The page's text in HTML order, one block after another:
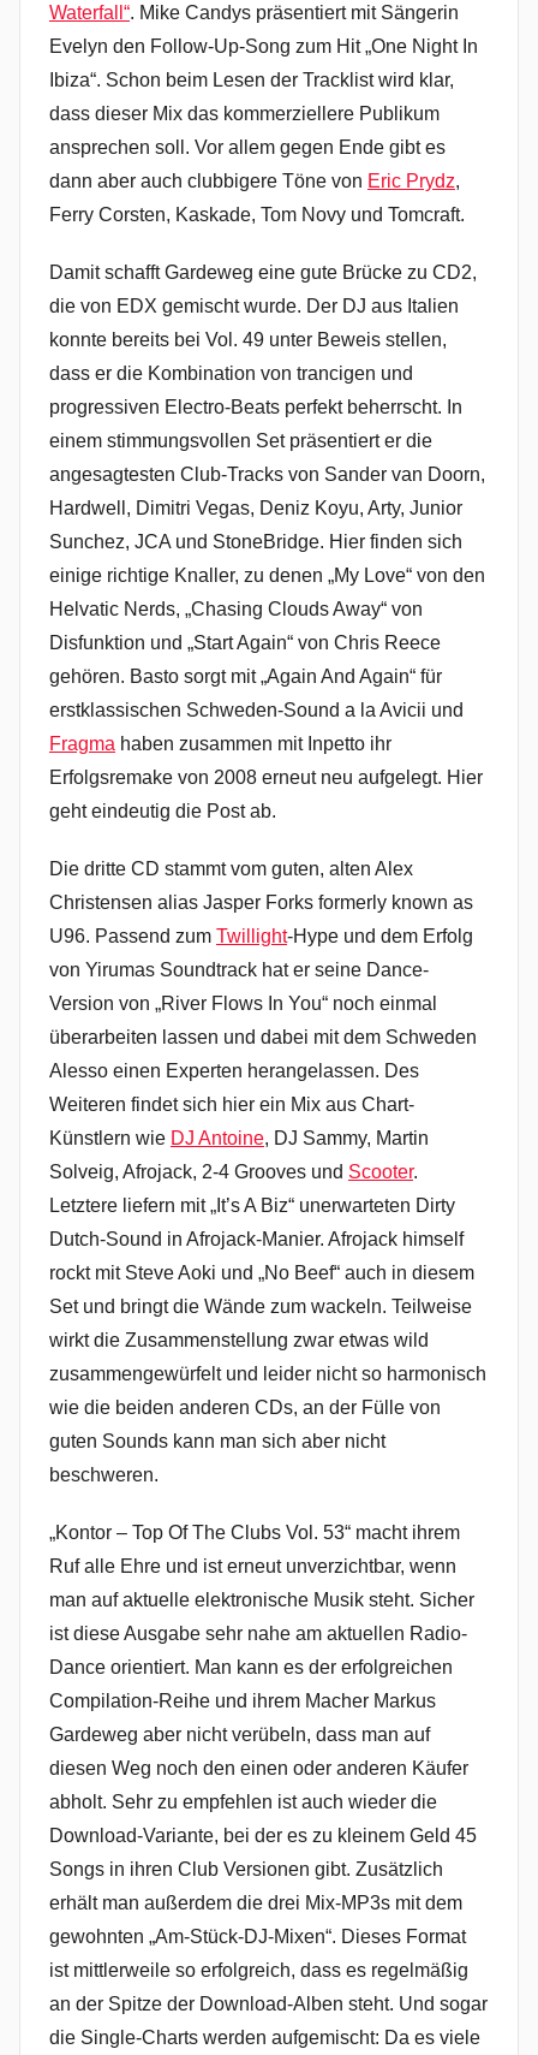
Waterfall“. Mike Candys präsentiert mit Sängerin
Evelyn den Follow-Up-Song zum Hit „One Night In
Ibiza“. Schon beim Lesen der Tracklist wird klar,
dass dieser Mix das kommerziellere Publikum
ansprechen soll. Vor allem gegen Ende gibt es
dann aber auch clubbigere Töne von Eric Prydz,
Ferry Corsten, Kaskade, Tom Novy und Tomcraft.
Damit schafft Gardeweg eine gute Brücke zu CD2,
die von EDX gemischt wurde. Der DJ aus Italien
konnte bereits bei Vol. 49 unter Beweis stellen,
dass er die Kombination von trancigen und
progressiven Electro-Beats perfekt beherrscht. In
einem stimmungsvollen Set präsentiert er die
angesagtesten Club-Tracks von Sander van Doorn,
Hardwell, Dimitri Vegas, Deniz Koyu, Arty, Junior
Sunchez, JCA und StoneBridge. Hier finden sich
einige richtige Knaller, zu denen „My Love“ von den
Helvatic Nerds, „Chasing Clouds Away“ von
Disfunktion und „Start Again“ von Chris Reece
gehören. Basto sorgt mit „Again And Again“ für
erstklassischen Schweden-Sound a la Avicii und
Fragma haben zusammen mit Inpetto ihr
Erfolgsremake von 2008 erneut neu aufgelegt. Hier
geht eindeutig die Post ab.
Die dritte CD stammt vom guten, alten Alex
Christensen alias Jasper Forks formerly known as
U96. Passend zum Twillight-Hype und dem Erfolg
von Yirumas Soundtrack hat er seine Dance-
Version von „River Flows In You“ noch einmal
überarbeiten lassen und dabei mit dem Schweden
Alesso einen Experten herangelassen. Des
Weiteren findet sich hier ein Mix aus Chart-
Künstlern wie DJ Antoine, DJ Sammy, Martin
Solveig, Afrojack, 2-4 Grooves und Scooter.
Letztere liefern mit „It’s A Biz“ unerwarteten Dirty
Dutch-Sound in Afrojack-Manier. Afrojack himself
rockt mit Steve Aoki und „No Beef“ auch in diesem
Set und bringt die Wände zum wackeln. Teilweise
wirkt die Zusammenstellung zwar etwas wild
zusammengewürfelt und leider nicht so harmonisch
wie die beiden anderen CDs, an der Fülle von
guten Sounds kann man sich aber nicht
beschweren.
„Kontor – Top Of The Clubs Vol. 53“ macht ihrem
Ruf alle Ehre und ist erneut unverzichtbar, wenn
man auf aktuelle elektronische Musik steht. Sicher
ist diese Ausgabe sehr nahe am aktuellen Radio-
Dance orientiert. Man kann es der erfolgreichen
Compilation-Reihe und ihrem Macher Markus
Gardeweg aber nicht verübeln, dass man auf
diesen Weg noch den einen oder anderen Käufer
abholt. Sehr zu empfehlen ist auch wieder die
Download-Variante, bei der es zu kleinem Geld 45
Songs in ihren Club Versionen gibt. Zusätzlich
erhält man außerdem die drei Mix-MP3s mit dem
gewohnten „Am-Stück-DJ-Mixen“. Dieses Format
ist mittlerweile so erfolgreich, dass es regelmäßig
an der Spitze der Download-Alben steht. Und sogar
die Single-Charts werden aufgemischt: Da es viele